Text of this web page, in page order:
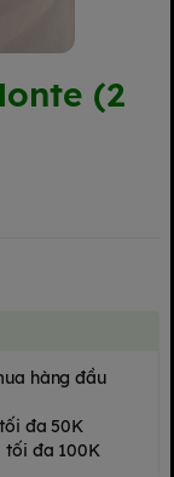
(2
hàng đầu
đa 50K
tối đa 100K